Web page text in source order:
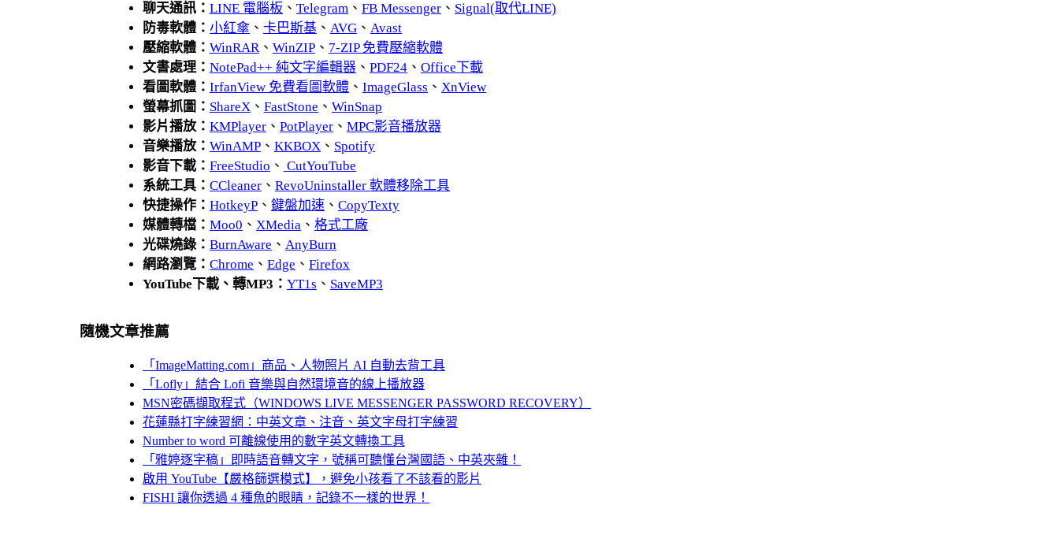
聊天通訊： LINE 電腦板 、 Telegram、 FB Messenger、 Signal(取代LINE)
防毒軟體： 小紅傘 、 卡巴斯基、 AVG、 Avast
壓縮軟體： WinRAR、 WinZIP、 7-ZIP 免費壓縮軟體
文書處理： NotePad++ 純文字編輯器、 PDF24、 Office下載
看圖軟體： IrfanView 免費看圖軟體、 ImageGlass 、 XnView
螢幕抓圖： ShareX、 FastStone 、 WinSnap
影片播放： KMPlayer、 PotPlayer、 MPC影音播放器
音樂播放： WinAMP、 KKBOX、 Spotify
影音下載： FreeStudio 、 CutYouTube
系統工具： CCleaner、 RevoUninstaller 軟體移除工具
快捷操作： HotkeyP、 鍵盤加速、 CopyTexty
媒體轉檔： Moo0 、 XMedia、 格式工廠
光碟燒錄： BurnAware 、 AnyBurn
網路瀏覽： Chrome 、 Edge 、 Firefox
YouTube下載、轉MP3： YT1s 、 SaveMP3
隨機文章推薦
「ImageMatting.com」商品、人物照片 AI 自動去背工具
「Lofly」結合 Lofi 音樂與自然環境音的線上播放器
MSN密碼擷取程式（WINDOWS LIVE MESSENGER PASSWORD RECOVERY）
花蓮縣打字練習網：中英文章、注音、英文字母打字練習
Number to word 可離線使用的數字英文轉換工具
「雅婷逐字稿」即時語音轉文字，號稱可聽懂台灣國語、中英夾雜！
啟用 YouTube【嚴格篩選模式】，避免小孩看了不該看的影片
FISHI 讓你透過 4 種魚的眼睛，記錄不一樣的世界！